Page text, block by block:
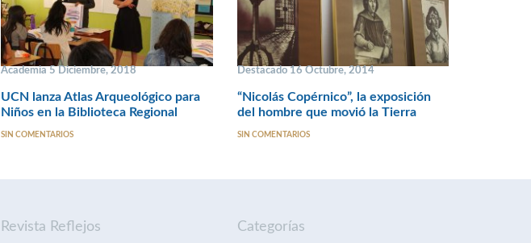
Academia 5 Diciembre, 2018
UCN lanza Atlas Arqueológico para
Niños en la Biblioteca Regional
SIN COMENTARIOS
Destacado 16 Octubre, 2014
“Nicolás Copérnico”, la exposición
del hombre que movió la Tierra
SIN COMENTARIOS
Revista Reflejos Categorías